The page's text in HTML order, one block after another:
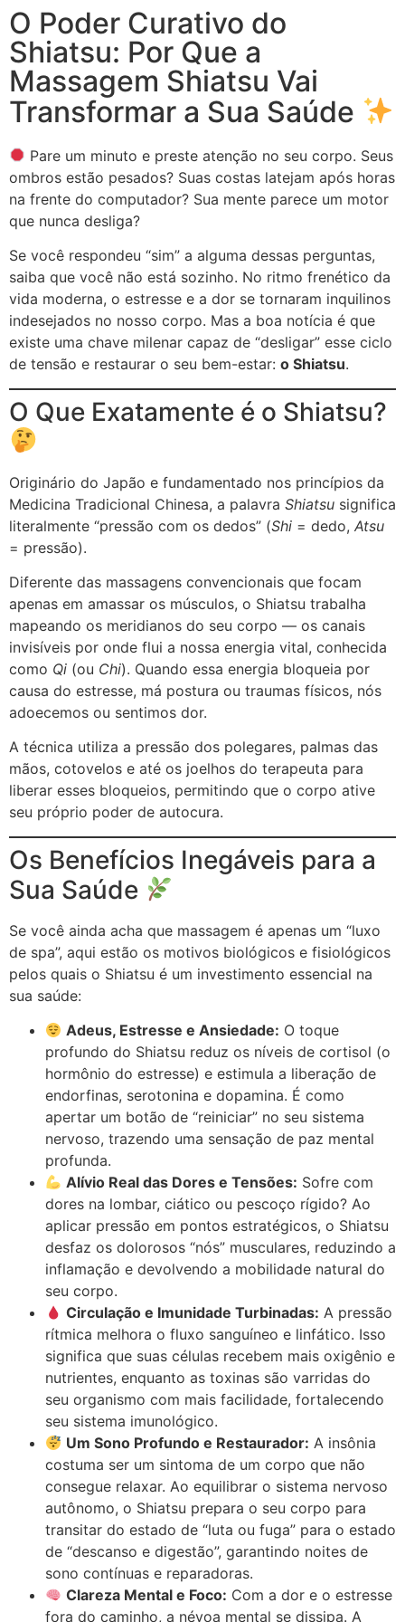
O Poder Curativo do
Shiatsu: Por Que a
Massagem Shiatsu Vai
Transformar a Sua Saúde
Pare um minuto e preste atenção no seu corpo. Seus
ombros estão pesados? Suas costas latejam após horas
na frente do computador? Sua mente parece um motor
que nunca desliga?
Se você respondeu “sim” a alguma dessas perguntas,
saiba que você não está sozinho. No ritmo frenético da
vida moderna, o estresse e a dor se tornaram inquilinos
indesejados no nosso corpo. Mas a boa notícia é que
existe uma chave milenar capaz de “desligar” esse ciclo
de tensão e restaurar o seu bem-estar: o Shiatsu.
O Que Exatamente é o Shiatsu?
Originário do Japão e fundamentado nos princípios da
Medicina Tradicional Chinesa, a palavra Shiatsu significa
literalmente “pressão com os dedos” (Shi = dedo, Atsu
= pressão).
Diferente das massagens convencionais que focam
apenas em amassar os músculos, o Shiatsu trabalha
mapeando os meridianos do seu corpo — os canais
invisíveis por onde flui a nossa energia vital, conhecida
como Qi (ou Chi). Quando essa energia bloqueia por
causa do estresse, má postura ou traumas físicos, nós
adoecemos ou sentimos dor.
A técnica utiliza a pressão dos polegares, palmas das
mãos, cotovelos e até os joelhos do terapeuta para
liberar esses bloqueios, permitindo que o corpo ative
seu próprio poder de autocura.
Os Benefícios Inegáveis para a
Sua Saúde
Se você ainda acha que massagem é apenas um “luxo
de spa”, aqui estão os motivos biológicos e fisiológicos
pelos quais o Shiatsu é um investimento essencial na
sua saúde:
Adeus, Estresse e Ansiedade: O toque
profundo do Shiatsu reduz os níveis de cortisol (o
hormônio do estresse) e estimula a liberação de
endorfinas, serotonina e dopamina. É como
apertar um botão de “reiniciar” no seu sistema
nervoso, trazendo uma sensação de paz mental
profunda.
Alívio Real das Dores e Tensões: Sofre com
dores na lombar, ciático ou pescoço rígido? Ao
aplicar pressão em pontos estratégicos, o Shiatsu
desfaz os dolorosos “nós” musculares, reduzindo a
inflamação e devolvendo a mobilidade natural do
seu corpo.
Circulação e Imunidade Turbinadas: A pressão
rítmica melhora o fluxo sanguíneo e linfático. Isso
significa que suas células recebem mais oxigênio e
nutrientes, enquanto as toxinas são varridas do
seu organismo com mais facilidade, fortalecendo
seu sistema imunológico.
Um Sono Profundo e Restaurador: A insônia
costuma ser um sintoma de um corpo que não
consegue relaxar. Ao equilibrar o sistema nervoso
autônomo, o Shiatsu prepara o seu corpo para
transitar do estado de “luta ou fuga” para o estado
de “descanso e digestão”, garantindo noites de
sono contínuas e reparadoras.
Clareza Mental e Foco: Com a dor e o estresse
fora do caminho, a névoa mental se dissipa. A